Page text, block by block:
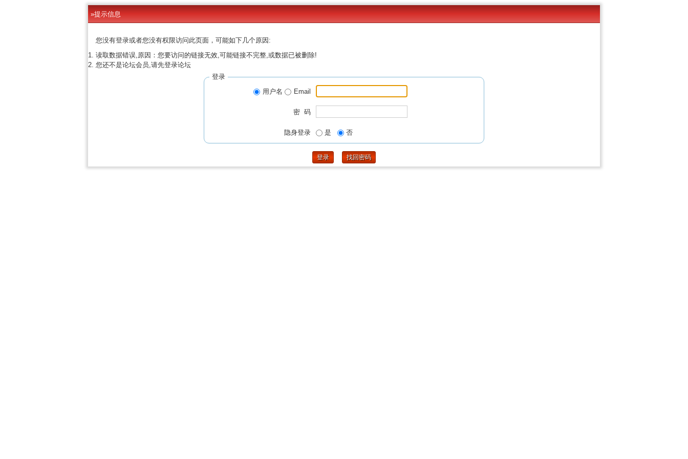
»提示信息
您没有登录或者您没有权限访问此页面，可能如下几个原因:
读取数据错误,原因：您要访问的链接无效,可能链接不完整,或数据已被删除!
您还不是论坛会员,请先登录论坛
登录
用户名
Email
密 码
隐身登录 是 否